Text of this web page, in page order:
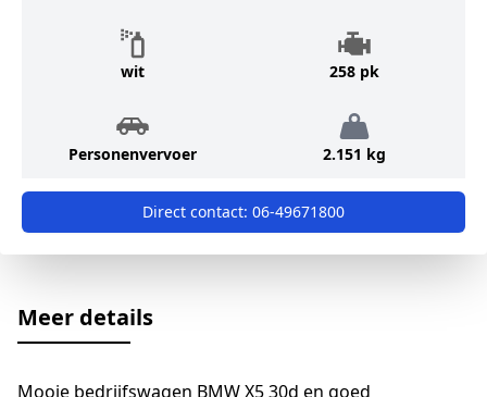
wit 258 pk
Personenvervoer 2.151 kg
Direct contact: 06-49671800
Meer details
Mooie bedrijfswagen BMW X5 30d en goed